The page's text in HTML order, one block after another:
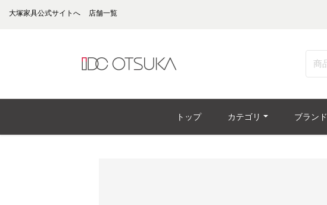
大塚家具公式サイトへ 店舗一覧
トップ カテゴリ ブランド